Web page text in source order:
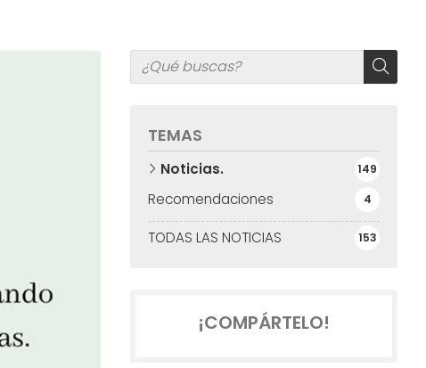
TEMAS
TODAS LAS NOTICIAS 153
Noticias. 149
Recomendaciones 4
¡COMPÁRTELO!